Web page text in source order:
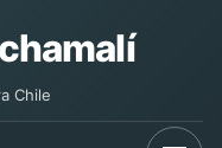
Chile